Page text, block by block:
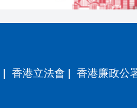
香港立法會 香港廉政公